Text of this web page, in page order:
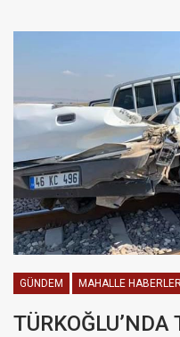
GÜNDEM MAHALLE